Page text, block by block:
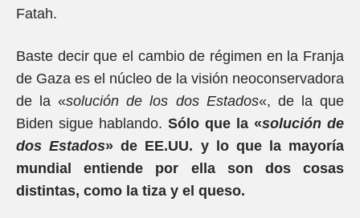
Fatah.
Baste decir que el cambio de régimen en la Franja
de Gaza es el núcleo de la visión neoconservadora
de la «solución de los dos Estados«, de la que
Biden sigue hablando. Sólo que la «solución de
dos Estados» de EE.UU. y lo que la mayoría
mundial entiende por ella son dos cosas
distintas, como la tiza y el queso.